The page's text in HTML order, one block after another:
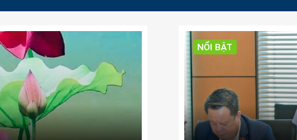
NỔI BẬT